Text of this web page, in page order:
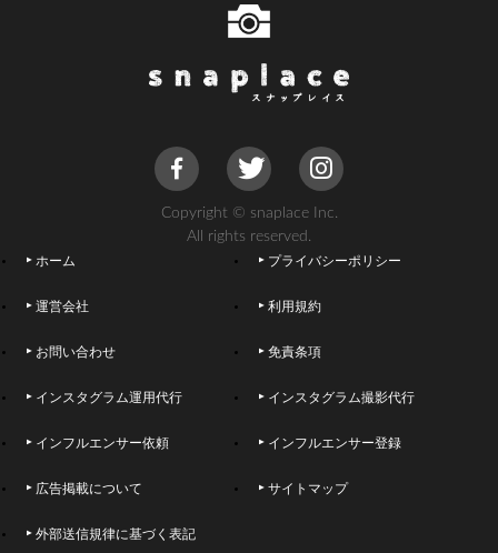
Copyright © snaplace Inc.
All rights reserved.
ホーム プライバシーポリシー
運営会社 利用規約
お問い合わせ 免責条項
インスタグラム運用代行 インスタグラム撮影代行
インフルエンサー依頼 インフルエンサー登録
広告掲載について サイトマップ
外部送信規律に基づく表記